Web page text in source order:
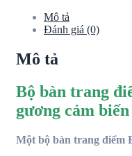
Mô tả
Đánh giá (0)
Mô tả
Bộ bàn trang
gương cảm biến
Một bộ bàn trang điểm